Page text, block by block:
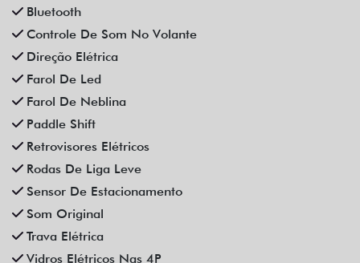
Direção Elétrica
Farol De Led
Farol De Neblina
Paddle Shift
Retrovisores Elétricos
Rodas De Liga Leve
Sensor De Estacionamento
Som Original
Trava Elétrica
Vidros Elétricos Nas 4P